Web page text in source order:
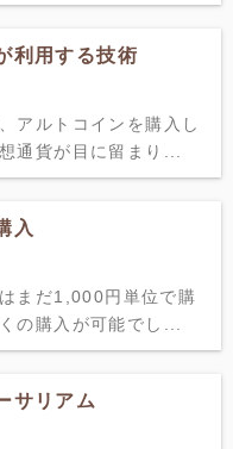
利用する技術
アルトコインを購入し
通貨が目に留まり...
入
まだ1,000円単位で購
の購入が可能でし...
サリアム